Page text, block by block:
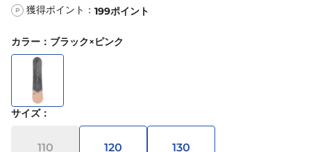
P 獲得ポイント： 199ポイント
カラー ： ブラック×ピンク
サイズ：
110 120 130